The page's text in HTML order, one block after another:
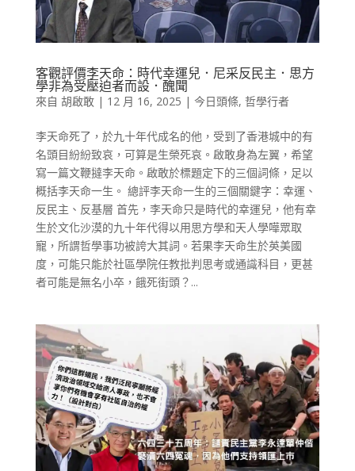
客觀評價李天命：時代幸運兒．尼采反民主．思方
學非為受壓迫者而設．醜聞
來自 胡啟敢| 12 月 16, 2025 | 今日頭條, 哲學行者
李天命死了，於九十年代成名的他，受到了香港城中的有
名頭目紛紛致哀，可算是生榮死哀。啟敢身為左翼，希望
寫一篇文鞭撻李天命。啟敢於標題定下的三個詞條，足以
概括李天命一生。 總評李天命一生的三個關鍵字：幸運、
反民主、反基層 首先，李天命只是時代的幸運兒，他有幸
生於文化沙漠的九十年代得以用思方學和天人學嘩眾取
寵，所謂哲學事功被誇大其詞。若果李天命生於英美國
度，可能只能於社區學院任教批判思考或通識科目，更甚
者可能是無名小卒，餓死街頭？...